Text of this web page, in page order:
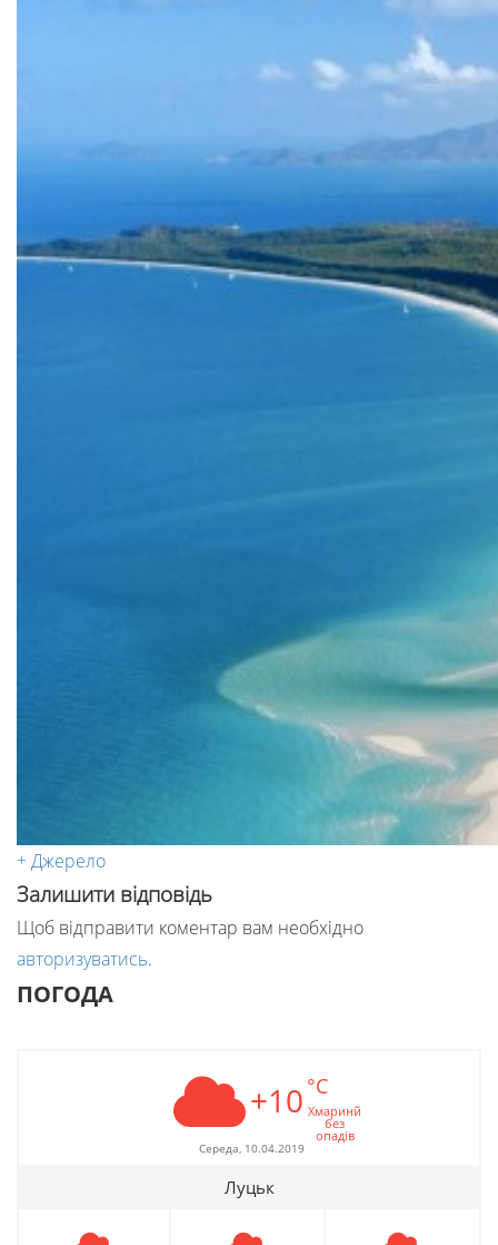
+ Джерело
Залишити відповідь
Щоб відправити коментар вам необхідно
авторизуватись.
ПОГОДА
+10 °C
Хмаринй
без
опадів
Середа, 10.04.2019
Луцьк